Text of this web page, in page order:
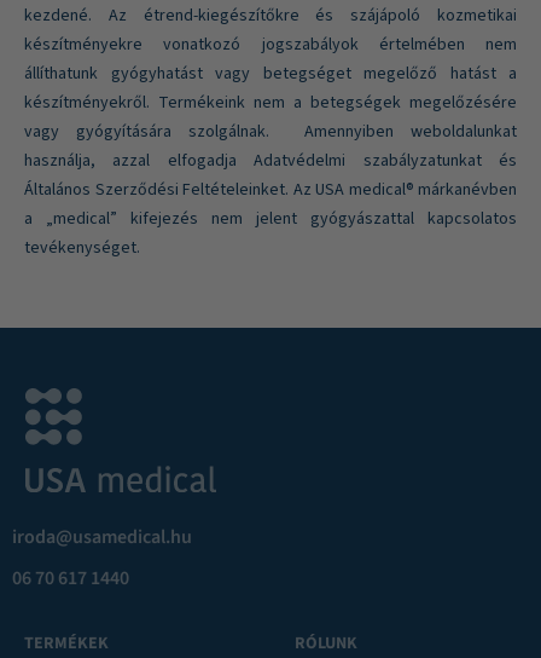
kezdené. Az étrend-kiegészítőkre és szájápoló kozmetikai
készítményekre vonatkozó jogszabályok értelmében nem
állíthatunk gyógyhatást vagy betegséget megelőző hatást a
készítményekről. Termékeink nem a betegségek megelőzésére
vagy gyógyítására szolgálnak. Amennyiben weboldalunkat
használja, azzal elfogadja Adatvédelmi szabályzatunkat és
Általános Szerződési Feltételeinket. Az USA medical® márkanévben
a „medical” kifejezés nem jelent gyógyászattal kapcsolatos
tevékenységet.
iroda@usamedical.hu
06 70 617 1440
TERMÉKEK RÓLUNK